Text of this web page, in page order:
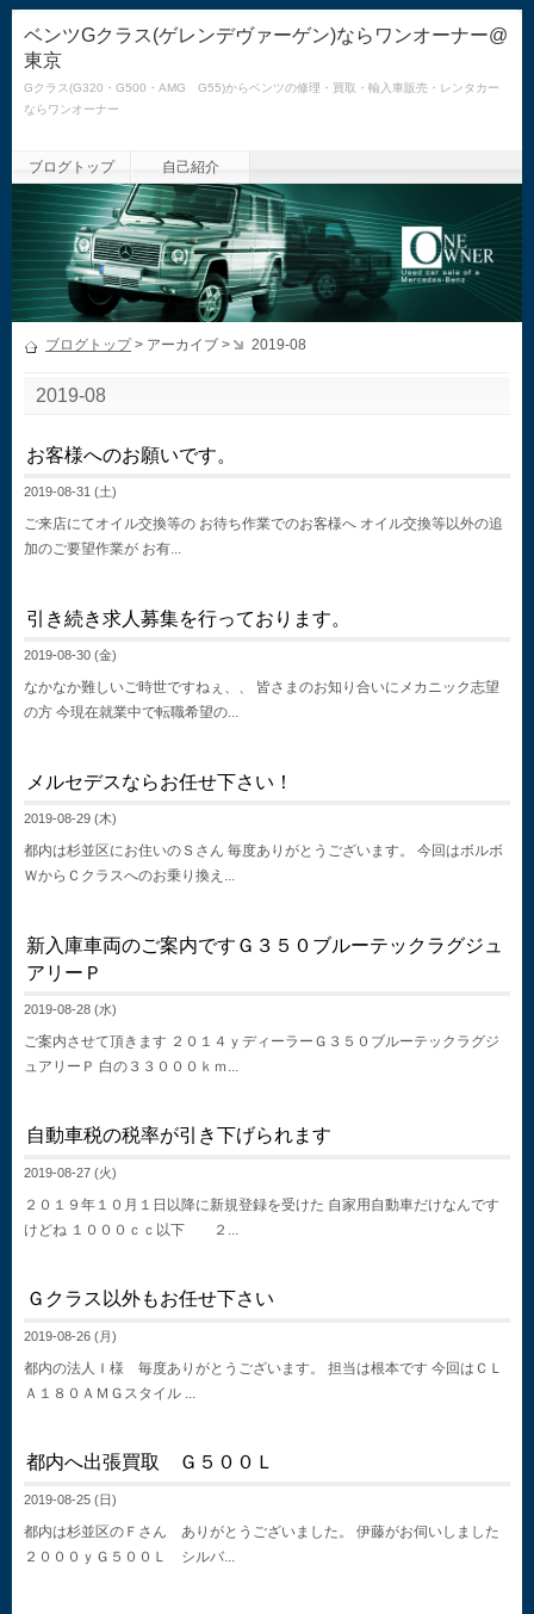
ベンツGクラス(ゲレンデヴァーゲン)ならワンオーナー@
東京
Gクラス(G320・G500・AMG G55)からベンツの修理・買取・輸入車販売・レンタカー
ならワンオーナー
ブログトップ 自己紹介
ブログトップ> アーカイブ > 2019-08
2019-08
お客様へのお願いです。
2019-08-31 (土)
ご来店にてオイル交換等の お待ち作業でのお客様へ オイル交換等以外の追
加のご要望作業が お有...
引き続き求人募集を行っております。
2019-08-30 (金)
なかなか難しいご時世ですねぇ、、 皆さまのお知り合いにメカニック志望
の方 今現在就業中で転職希望の...
メルセデスならお任せ下さい！
2019-08-29 (木)
都内は杉並区にお住いのＳさん 毎度ありがとうございます。 今回はボルボ
ＷからＣクラスへのお乗り換え...
新入庫車両のご案内ですＧ３５０ブルーテックラグジュ
アリーＰ
2019-08-28 (水)
ご案内させて頂きます ２０１４ｙディーラーＧ３５０ブルーテックラグジ
ュアリーＰ 白の３３０００ｋｍ...
自動車税の税率が引き下げられます
2019-08-27 (火)
２０１９年１０月１日以降に新規登録を受けた 自家用自動車だけなんです
けどね １０００ｃｃ以下 ２...
Ｇクラス以外もお任せ下さい
2019-08-26 (月)
都内の法人Ｉ様 毎度ありがとうございます。 担当は根本です 今回はＣＬ
Ａ１８０ＡＭＧスタイル ...
都内へ出張買取 Ｇ５００Ｌ
2019-08-25 (日)
都内は杉並区のＦさん ありがとうございました。 伊藤がお伺いしました
２０００ｙＧ５００Ｌ シルバ...